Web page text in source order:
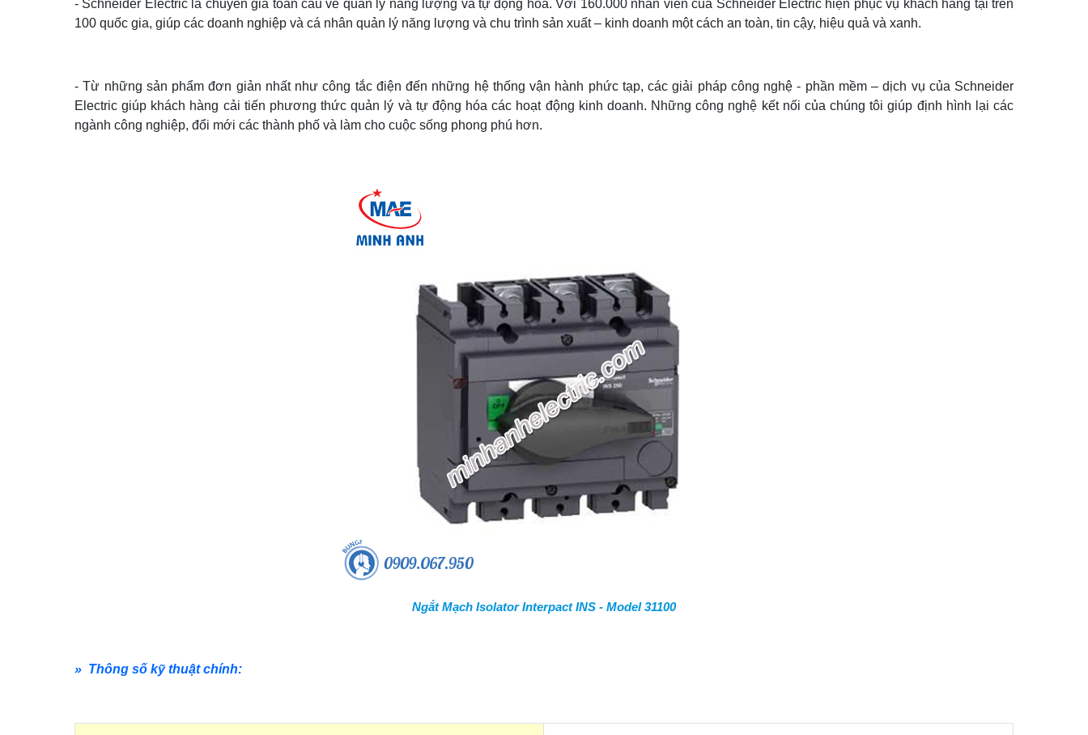
- Schneider Electric là chuyên gia toàn cầu về quản lý năng lượng và tự động hóa. Với 160.000 nhân viên của Schneider Electric hiện phục vụ khách hàng tại trên
100 quốc gia, giúp các doanh nghiệp và cá nhân quản lý năng lượng và chu trình sản xuất – kinh doanh một cách an toàn, tin cậy, hiệu quả và xanh.
- Từ những sản phẩm đơn giản nhất như công tắc điện đến những hệ thống vận hành phức tạp, các giải pháp công nghệ - phần mềm – dịch vụ của Schneider
Electric giúp khách hàng cải tiến phương thức quản lý và tự động hóa các hoạt động kinh doanh. Những công nghệ kết nối của chúng tôi giúp định hình lại các
ngành công nghiệp, đổi mới các thành phố và làm cho cuộc sống phong phú hơn.
Ngắt Mạch Isolator Interpact INS - Model 31100
» Thông số kỹ thuật chính: